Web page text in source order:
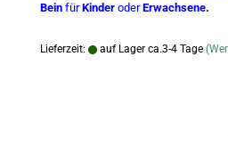
Bein fürKinder oderErwachsene.
Lieferzeit: auf Lager ca.3-4 Tage